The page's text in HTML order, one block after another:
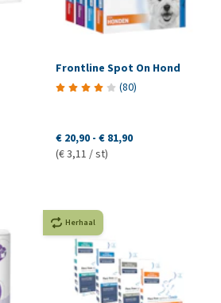
Frontline Spot On Hond
(80)
€ 20,90 - € 81,90
(€ 3,11 / st)
Herhaal